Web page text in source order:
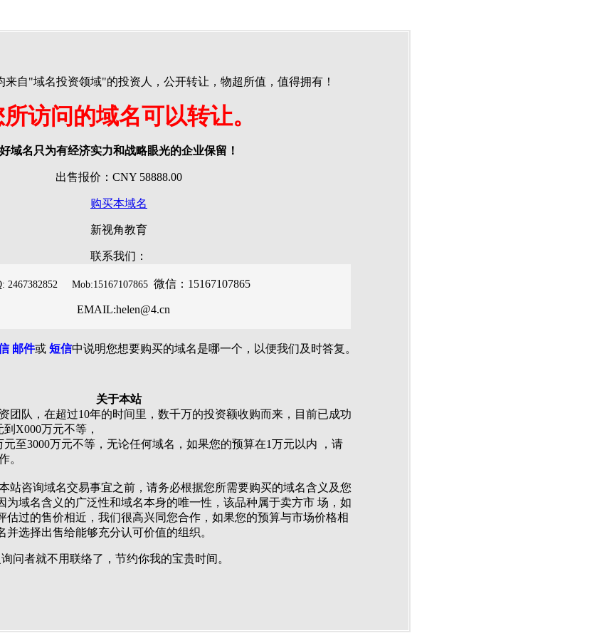
来自"域名投资领域"的投资人，公开转让，物超所值，值得拥有！
访问的域名可以转让。
好域名只为有经济实力和战略眼光的企业保留！
出售报价：CNY 58888.00
购买本域名
新视角教育
联系我们：
2467382852 Mob:15167107865 微信：15167107865
EMAIL:helen@4.cn
邮件或 短信中说明您想要购买的域名是哪一个，以便我们及时答复。
关于本站
团队，在超过10年的时间里，数千万的投资额收购而来，目前已成功
X000万元不等，
至3000万元不等，无论任何域名，如果您的预算在1万元以内 ，请
。
咨询域名交易事宜之前，请务必根据您所需要购买的域名含义及您
为域名含义的广泛性和域名本身的唯一性，该品种属于卖方市 场，如
估过的售价相近，我们很高兴同您合作，如果您的预算与市场价格相
并选择出售给能够充分认可价值的组织。
问者就不用联络了，节约你我的宝贵时间。